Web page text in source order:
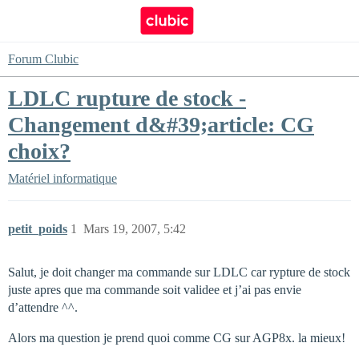
Forum Clubic
LDLC rupture de stock -
Changement d&#39;article: CG
choix?
Matériel informatique
petit_poids Mars 19, 2007, 5:42
1
Salut, je doit changer ma commande sur LDLC car rypture de stock
juste apres que ma commande soit validee et j’ai pas envie
d’attendre ^^.
Alors ma question je prend quoi comme CG sur AGP8x. la mieux!